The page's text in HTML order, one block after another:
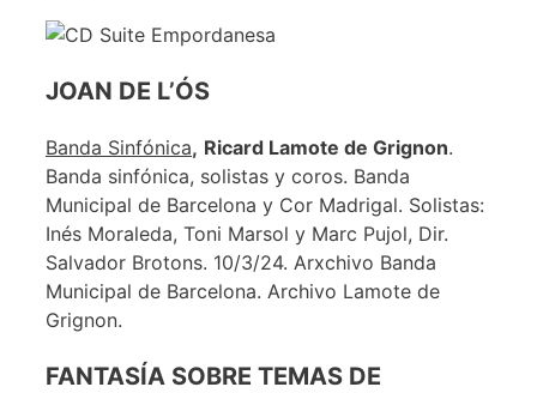
JOAN DE L’ÓS
Banda Sinfónica, Ricard Lamote de Grignon.
Banda sinfónica, solistas y coros. Banda
Municipal de Barcelona y Cor Madrigal. Solistas:
Inés Moraleda, Toni Marsol y Marc Pujol, Dir.
Salvador Brotons. 10/3/24. Arxchivo Banda
Municipal de Barcelona. Archivo Lamote de
Grignon.
FANTASÍA SOBRE TEMAS DE